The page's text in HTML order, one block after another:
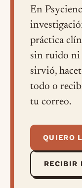
En
práctica
sin ruido ni
sirvió,
todo o
tu correo.
QUIERO
RECIBIR